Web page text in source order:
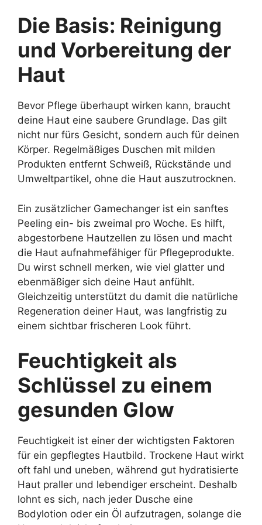
Die Basis: Reinigung
und Vorbereitung der
Haut
Bevor Pflege überhaupt wirken kann, braucht
deine Haut eine saubere Grundlage. Das gilt
nicht nur fürs Gesicht, sondern auch für deinen
Körper. Regelmäßiges Duschen mit milden
Produkten entfernt Schweiß, Rückstände und
Umweltpartikel, ohne die Haut auszutrocknen.
Ein zusätzlicher Gamechanger ist ein sanftes
Peeling ein- bis zweimal pro Woche. Es hilft,
abgestorbene Hautzellen zu lösen und macht
die Haut aufnahmefähiger für Pflegeprodukte.
Du wirst schnell merken, wie viel glatter und
ebenmäßiger sich deine Haut anfühlt.
Gleichzeitig unterstützt du damit die natürliche
Regeneration deiner Haut, was langfristig zu
einem sichtbar frischeren Look führt.
Feuchtigkeit als
Schlüssel zu einem
gesunden Glow
Feuchtigkeit ist einer der wichtigsten Faktoren
für ein gepflegtes Hautbild. Trockene Haut wirkt
oft fahl und uneben, während gut hydratisierte
Haut praller und lebendiger erscheint. Deshalb
lohnt es sich, nach jeder Dusche eine
Bodylotion oder ein Öl aufzutragen, solange die